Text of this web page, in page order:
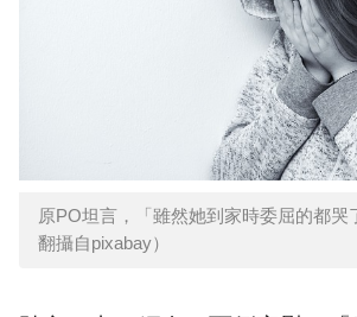
原PO坦言，「雖然她到家時委屈的都哭
翻攝自pixabay）